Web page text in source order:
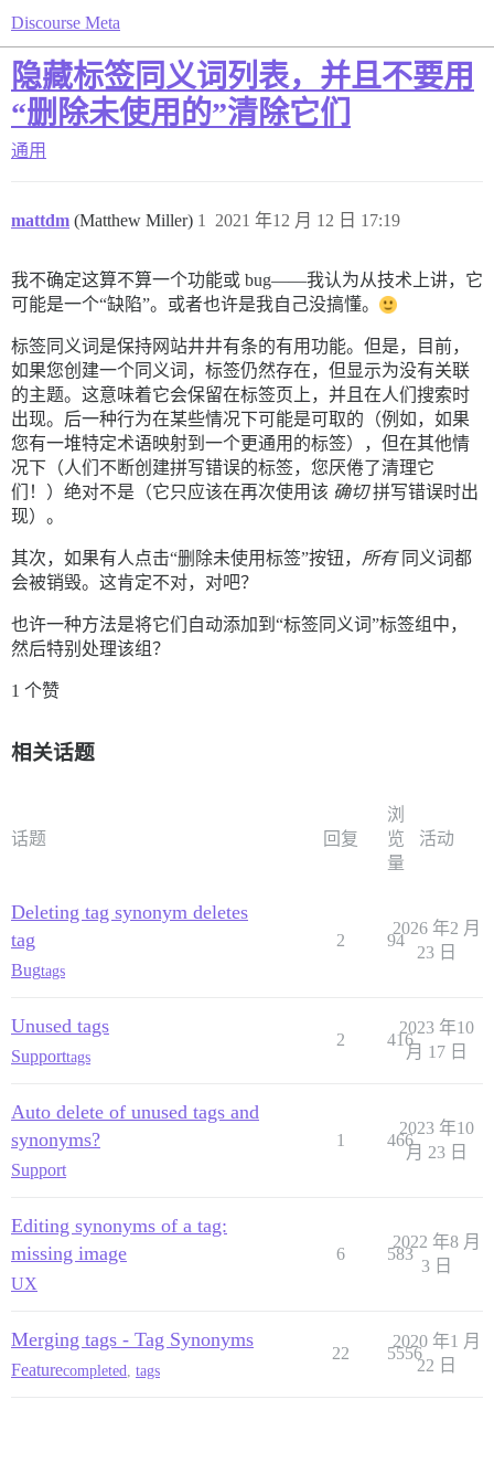
Discourse Meta
隐藏标签同义词列表，并且不要用
“删除未使用的”清除它们
通用
mattdm (Matthew Miller) 2021 年12 月 12 日 17:19
1
我不确定这算不算一个功能或 bug——我认为从技术上讲，它
可能是一个“缺陷”。或者也许是我自己没搞懂。
标签同义词是保持网站井井有条的有用功能。但是，目前，
如果您创建一个同义词，标签仍然存在，但显示为没有关联
的主题。这意味着它会保留在标签页上，并且在人们搜索时
出现。后一种行为在某些情况下可能是可取的（例如，如果
您有一堆特定术语映射到一个更通用的标签），但在其他情
况下（人们不断创建拼写错误的标签，您厌倦了清理它
们！）绝对不是（它只应该在再次使用该 确切拼写错误时出
现）。
其次，如果有人点击“删除未使用标签”按钮， 所有同义词都
会被销毁。这肯定不对，对吧？
也许一种方法是将它们自动添加到“标签同义词”标签组中，
然后特别处理该组？
1 个赞
相关话题
话题 回复
浏
览
量
活动
Deleting tag synonym deletes
tag
Bugtags
2 94
2026 年2 月
23 日
Unused tags
Supporttags
2 416
2023 年10
月 17 日
Auto delete of unused tags and
synonyms?
Support
1 466
2023 年10
月 23 日
Editing synonyms of a tag:
missing image
UX
6 583
2022 年8 月
3 日
Merging tags - Tag Synonyms
Featurecompleted tags
22 5556
2020 年1 月
22 日